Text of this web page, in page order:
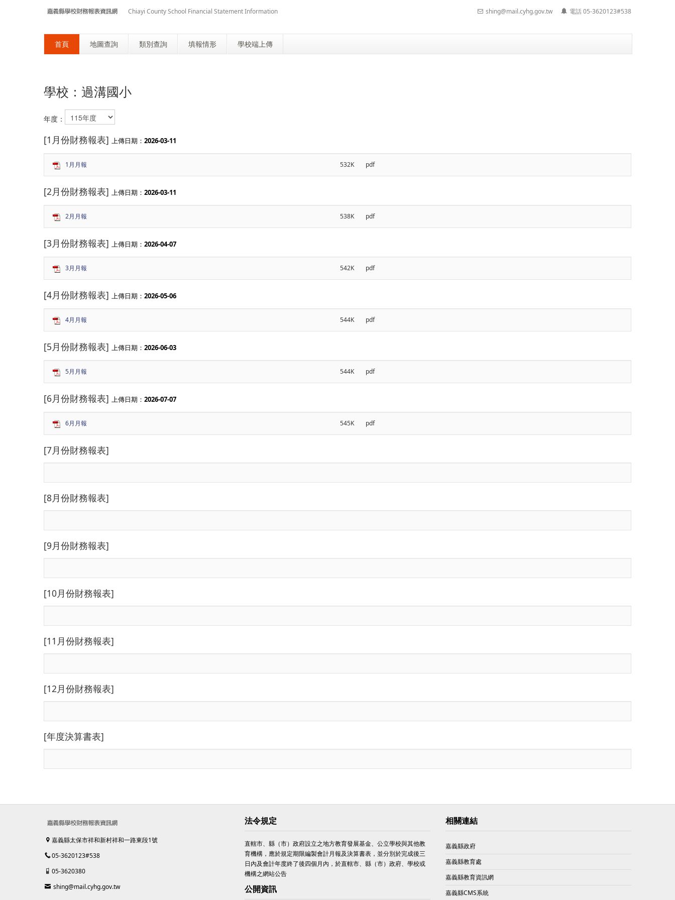
Chiayi County School Financial Statement Information shing@mail.cyhg.gov.tw 電話 05-3620123#538
首頁 地圖查詢 類別查詢 填報情形 學校端上傳
學校：過溝國小
年度：
[1月份財務報表] 上傳日期： 2026-03-11
1月月報 532K pdf
[2月份財務報表] 上傳日期： 2026-03-11
2月月報 538K pdf
[3月份財務報表] 上傳日期： 2026-04-07
3月月報 542K pdf
[4月份財務報表] 上傳日期： 2026-05-06
4月月報 544K pdf
[5月份財務報表] 上傳日期： 2026-06-03
5月月報 544K pdf
[6月份財務報表] 上傳日期： 2026-07-07
6月月報 545K pdf
[7月份財務報表]
[8月份財務報表]
[9月份財務報表]
[10月份財務報表]
[11月份財務報表]
[12月份財務報表]
[年度決算書表]
嘉義縣太保市祥和新村祥和一路東段1號
05-3620123#538
05-3620380
shing@mail.cyhg.gov.tw
法令規定
直轄市、縣（市）政府設立之地方教育發展基金、公立學校與其他教
育機構，應於規定期限編製會計月報及決算書表，並分別於完成後三
日內及會計年度終了後四個月內，於直轄市、縣（市）政府、學校或
機構之網站公告
公開資訊
相關連結
嘉義縣政府
嘉義縣教育處
嘉義縣教育資訊網
嘉義縣CMS系統